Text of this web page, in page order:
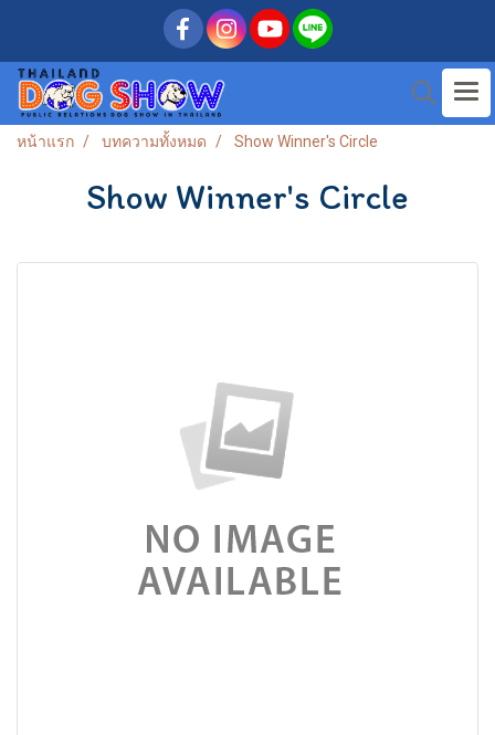
หน้าแรก บทความทั้งหมด Show Winner's Circle
Show Winner's Circle